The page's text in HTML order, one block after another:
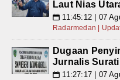
Laut Nias
📅 11:45:12 | 07
Radarmedan |
Dugaan
Jurnalis
📅 11:27:17 | 07